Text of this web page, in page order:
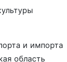
и импорта
область